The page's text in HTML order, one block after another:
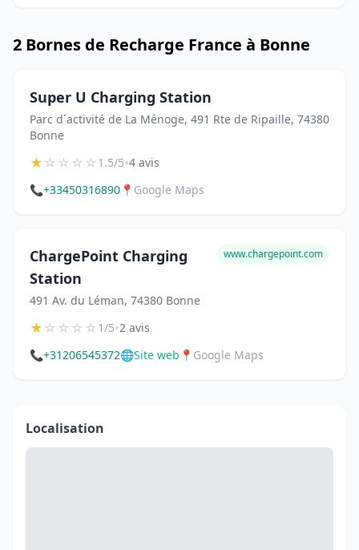
2 Bornes de Recharge France à Bonne
Super U Charging Station
Parc d´activité de La Ménoge, 491 Rte de Ripaille, 74380
Bonne
★☆☆☆☆1.5/5•4 avis
📞+33450316890 📍 Google Maps
ChargePoint Charging
Station
491 Av. du Léman, 74380 Bonne
www.chargepoint.com
★☆☆☆☆1/5•2 avis
📞+31206545372🌐Site web 📍 Google Maps
Localisation